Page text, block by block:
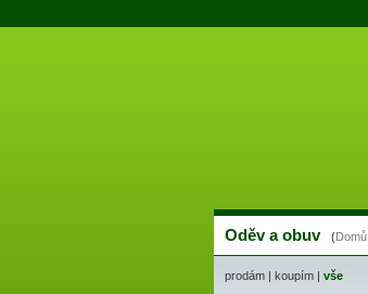
Oděv a obuv (Domů
prodám | koupím | vše